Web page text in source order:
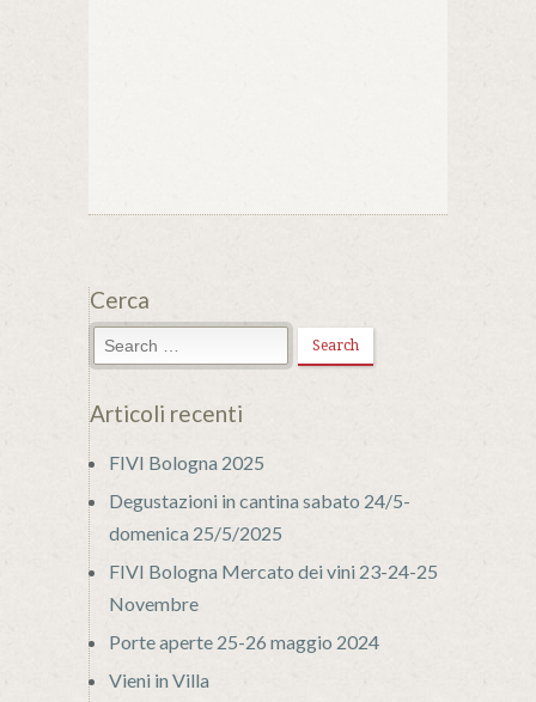
Cerca
Articoli recenti
FIVI Bologna 2025
Degustazioni in cantina sabato 24/5-
domenica 25/5/2025
FIVI Bologna Mercato dei vini 23-24-25
Novembre
Porte aperte 25-26 maggio 2024
Vieni in Villa